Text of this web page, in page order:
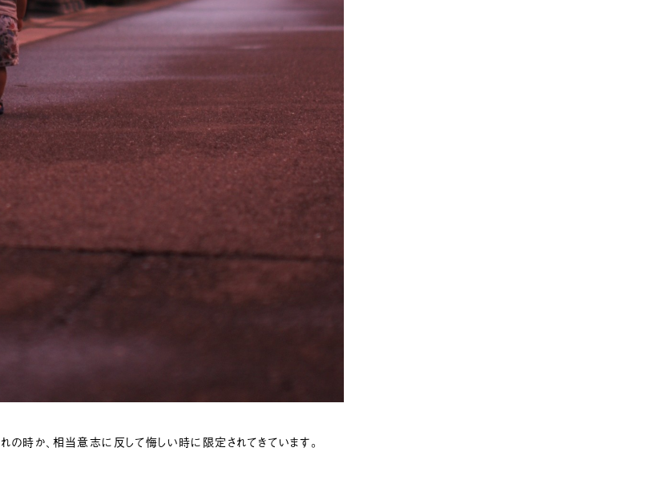
の時か、相当意志に反して悔しい時に限定されてきています。